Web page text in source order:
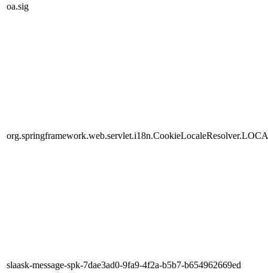
oa.sig
slaask-message-spk-7dae3ad0-9fa9-4f2a-b5b7-b654962669ed